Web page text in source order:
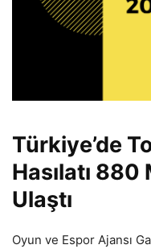
Türkiye’de
Hasılatı
Ulaştı
Oyun ve Espor Ajansı